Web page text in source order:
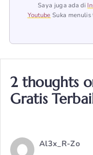
Saya juga ada di
Youtube Suka
2 thoughts
Gratis
Al3x_R-Zo